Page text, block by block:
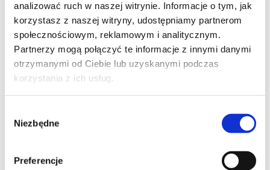
analizować ruch w naszej witrynie. Informacje o tym, jak
korzystasz z naszej witryny, udostępniamy partnerom
społecznościowym, reklamowym i analitycznym.
Partnerzy mogą połączyć te informacje z innymi danymi
otrzymanymi od Ciebie lub uzyskanymi podczas
korzystania z ich usług.
zgody
Niezbędne
Preferencje
Skontaktuj się z naszym doradcą